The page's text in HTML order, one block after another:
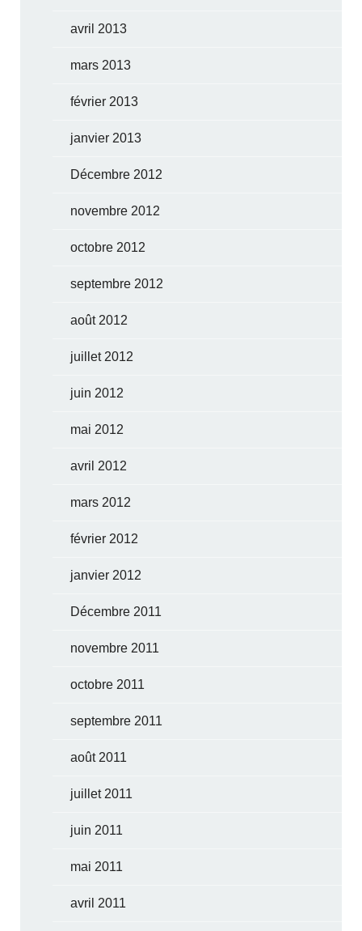
avril 2013
mars 2013
février 2013
janvier 2013
Décembre 2012
novembre 2012
octobre 2012
septembre 2012
août 2012
juillet 2012
juin 2012
mai 2012
avril 2012
mars 2012
février 2012
janvier 2012
Décembre 2011
novembre 2011
octobre 2011
septembre 2011
août 2011
juillet 2011
juin 2011
mai 2011
avril 2011